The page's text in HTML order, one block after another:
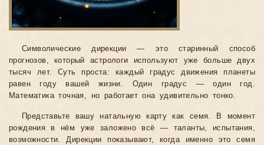
Символические дирекции — это старинный способ
прогнозов, который астрологи используют уже больше двух
тысяч лет. Суть проста: каждый градус движения планеты
равен году вашей жизни. Один градус — один год.
Математика точная, но работает она удивительно тонко.
Представьте вашу натальную карту как семя. В момент
рождения в нём уже заложено всё — таланты, испытания,
возможности. Дирекции показывают, когда именно это семя